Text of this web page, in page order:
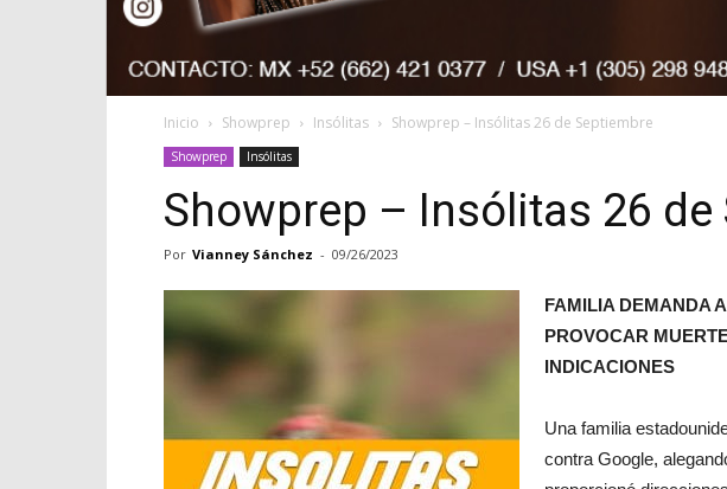
Inicio Showprep Insólitas Showprep – Insólitas 26 de Septiembre
Showprep Insólitas
Showprep – Insólitas 26 de
Por Vianney Sánchez - 09/26/2023
FAMILIA DEMANDA
PROVOCAR
INDICACIONES
Una familia
contra Google,